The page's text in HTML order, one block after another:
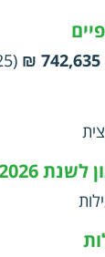
742,635 ₪
(2025)
2026